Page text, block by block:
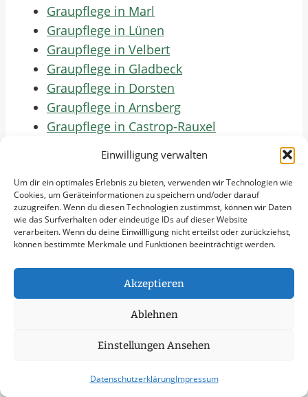
Einwilligung verwalten
Um dir ein optimales Erlebnis zu bieten, verwenden wir Technologien wie
Cookies, um Geräteinformationen zu speichern und/oder darauf
zuzugreifen. Wenn du diesen Technologien zustimmst, können wir Daten
wie das Surfverhalten oder eindeutige IDs auf dieser Website
verarbeiten. Wenn du deine Einwillligung nicht erteilst oder zurückziehst,
können bestimmte Merkmale und Funktionen beeinträchtigt werden.
Akzeptieren
Ablehnen
Einstellungen Ansehen
DatenschutzerklärungImpressum
Graupflege in Marl
Graupflege in Lünen
Graupflege in Velbert
Graupflege in Gladbeck
Graupflege in Dorsten
Graupflege in Arnsberg
Graupflege in Castrop-Rauxel
Graupflege in Dormagen
Graupflege in Herten
Graupflege in Langenfeld (Rheinland)
Graupflege in Unna
Graupflege in Meerbusch
Graupflege in Hattingen
Graupflege in Menden (Sauerland)
Graupflege in Gummersbach
Graupflege in Bergkamen
Graupflege in Dülmen
Graupflege in Schwerte